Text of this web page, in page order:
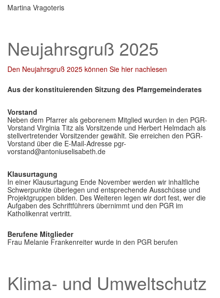
Martina Vragoteris
Neujahrsgruß 2025
Den Neujahrsgruß 2025 können Sie hier nachlesen
Aus der konstituierenden Sitzung des Pfarrgemeinderates
Vorstand
Neben dem Pfarrer als geborenem Mitglied wurden in den PGR-
Vorstand Virginia Titz als Vorsitzende und Herbert Helmdach als
stellvertretender Vorsitzender gewählt. Sie erreichen den PGR-
Vorstand über die E-Mail-Adresse pgr-
vorstand@antoniuselisabeth.de
Klausurtagung
In einer Klausurtagung Ende November werden wir inhaltliche
Schwerpunkte überlegen und entsprechende Ausschüsse und
Projektgruppen bilden. Des Weiteren legen wir dort fest, wer die
Aufgaben des Schriftführers übernimmt und den PGR im
Katholikenrat vertritt.
Berufene Mitglieder
Frau Melanie Frankenreiter wurde in den PGR berufen
Klima- und Umweltschutz